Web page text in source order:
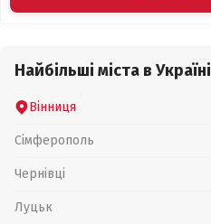
Найбільші міста в Україні
Вінниця
Сімферополь
Чернівці
Луцьк